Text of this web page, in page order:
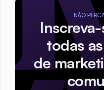
NÃO
todas
de